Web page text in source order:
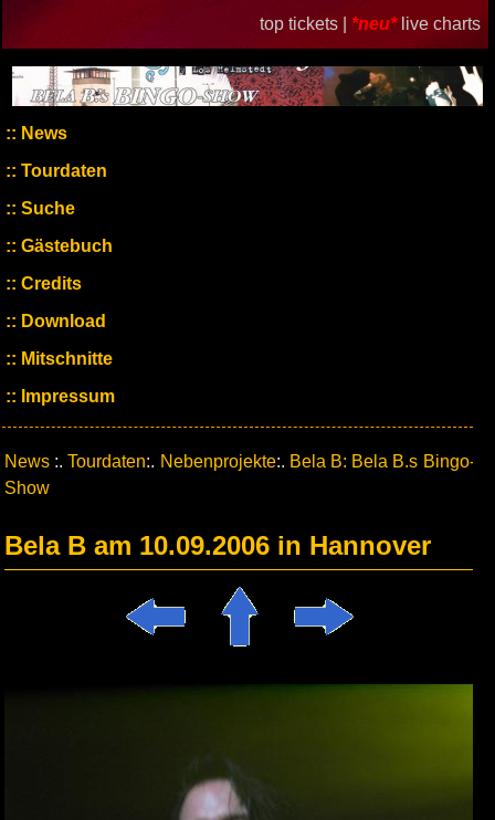
top tickets | *neu* live charts
News
Tourdaten
Suche
Gästebuch
Credits
Download
Mitschnitte
Impressum
News :.Tourdaten:. Nebenprojekte:. Bela B: Bela B.s Bingo-
Show
Bela B am 10.09.2006 in Hannover